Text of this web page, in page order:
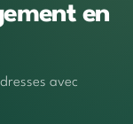
en
avec